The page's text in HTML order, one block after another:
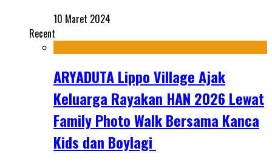
10 Maret 2024
Recent
ARYADUTA Lippo Village Ajak
Keluarga Rayakan HAN 2026 Lewat
Family Photo Walk Bersama Kanca
Kids dan Boylagi